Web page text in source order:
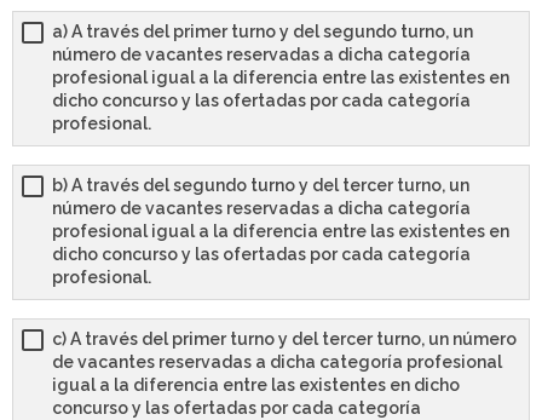
a) A través del primer turno y del segundo turno, un
número de vacantes reservadas a dicha categoría
profesional igual a la diferencia entre las existentes en
dicho concurso y las ofertadas por cada categoría
profesional.
b) A través del segundo turno y del tercer turno, un
número de vacantes reservadas a dicha categoría
profesional igual a la diferencia entre las existentes en
dicho concurso y las ofertadas por cada categoría
profesional.
c) A través del primer turno y del tercer turno, un número
de vacantes reservadas a dicha categoría profesional
igual a la diferencia entre las existentes en dicho
concurso y las ofertadas por cada categoría